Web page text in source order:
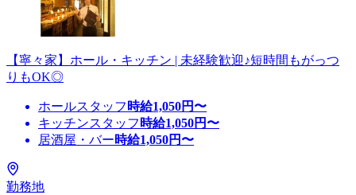
【寧々家】ホール・キッチン | 未経験歓迎♪短時間もがっつ
りもOK◎
ホールスタッフ 時給1,050円〜
キッチンスタッフ 時給1,050円〜
居酒屋・バー時給1,050円〜
勤務地